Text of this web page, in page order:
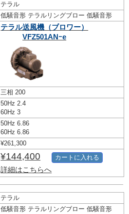
テラル
低騒音形 テラルリングブロー 低騒音形
テラル送風機（ブロワー）
VFZ501ANｰe
三相 200
50Hz 2.4
60Hz 3
50Hz 6.86
60Hz 6.86
¥261,300
¥144,400
詳細はこちらへ
カートに入れる
テラル
低騒音形 テラルリングブロー 低騒音形